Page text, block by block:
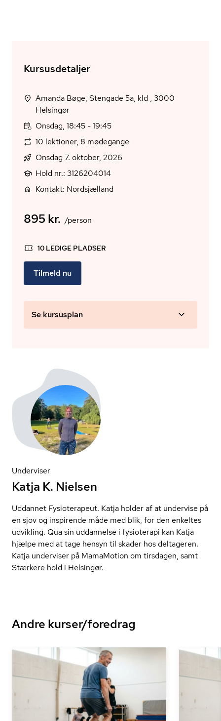
Kursusdetaljer
Amanda Bøge, Stengade 5a, kld , 3000
Helsingør
Onsdag, 18:45 - 19:45
10 lektioner, 8 mødegange
Onsdag 7. oktober, 2026
Hold nr.: 3126204014
Kontakt: Nordsjælland
895 kr. /person
10 LEDIGE PLADSER
Tilmeld nu
Se kursusplan
Underviser
Katja K. Nielsen
Uddannet Fysioterapeut. Katja holder af at undervise på
en sjov og inspirende måde med blik, for den enkeltes
udvikling. Qua sin uddannelse i fysioterapi kan Katja
hjælpe med at tage hensyn til skader hos deltageren.
Katja underviser på MamaMotion om tirsdagen, samt
Stærkere hold i Helsingør.
Andre kurser/foredrag